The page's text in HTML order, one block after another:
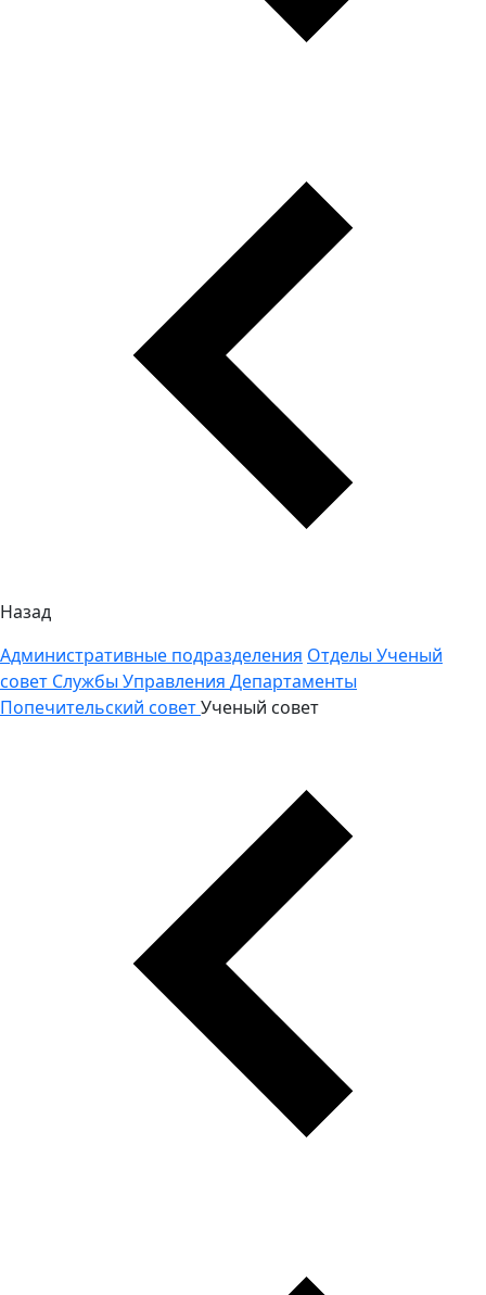
Назад
Административные подразделения Отделы Ученый
совет Службы Управления Департаменты
Попечительский советУченый совет